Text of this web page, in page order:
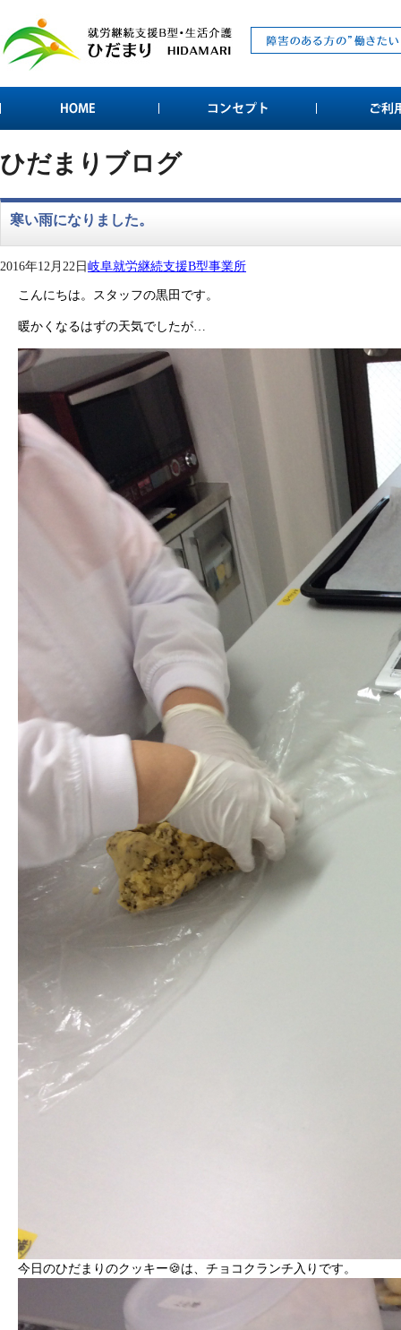
ひだまりブログ
寒い雨になりました。
2016年12月22日岐阜就労継続支援B型事業所
こんにちは。スタッフの黒田です。
暖かくなるはずの天気でしたが…
今日のひだまりのクッキー🍪は、チョコクランチ入りです。